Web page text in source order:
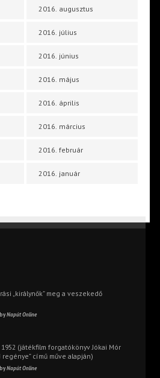
2016. augusztus
2016. július
2016. június
2016. május
2016. április
2016. március
2016. február
2016. január
„királynők” meg a veszekedő
Napút Online
(játékfilm forgatókönyv Jókai Mór
regénye” című műve alapján)
Napút Online